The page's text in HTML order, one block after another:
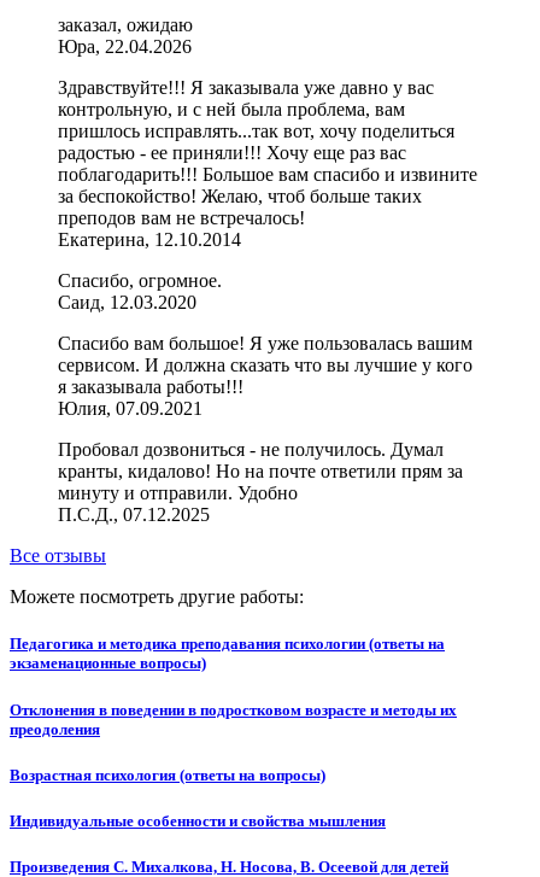
заказал, ожидаю
Юра, 22.04.2026
Здравствуйте!!! Я заказывала уже давно у вас
контрольную, и с ней была проблема, вам
пришлось исправлять...так вот, хочу поделиться
радостью - ее приняли!!! Хочу еще раз вас
поблагодарить!!! Большое вам спасибо и извините
за беспокойство! Желаю, чтоб больше таких
преподов вам не встречалось!
Екатерина, 12.10.2014
Спасибо, огромное.
Саид, 12.03.2020
Спасибо вам большое! Я уже пользовалась вашим
сервисом. И должна сказать что вы лучшие у кого
я заказывала работы!!!
Юлия, 07.09.2021
Пробовал дозвониться - не получилось. Думал
кранты, кидалово! Но на почте ответили прям за
минуту и отправили. Удобно
П.С.Д., 07.12.2025
Все отзывы
Можете посмотреть другие работы:
Педагогика и методика преподавания психологии (ответы на
экзаменационные вопросы)
Отклонения в поведении в подростковом возрасте и методы их
преодоления
Возрастная психология (ответы на вопросы)
Индивидуальные особенности и свойства мышления
Произведения С. Михалкова, Н. Носова, В. Осеевой для детей